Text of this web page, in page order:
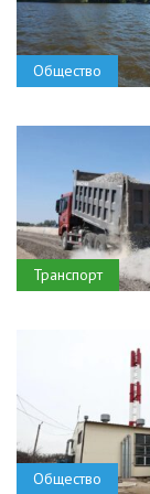
Общество
Транспорт
Общество